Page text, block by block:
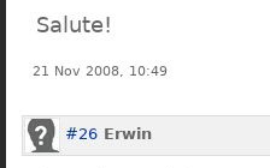
Salute!
21 Nov 2008, 10:49
#26 Erwin